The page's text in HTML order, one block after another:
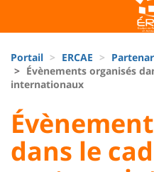
Recherche
Block
liste
des
composantes
d'Ariane
Portail ERCAE
Évènements organisés
internationaux
University
:
University
:
dans le